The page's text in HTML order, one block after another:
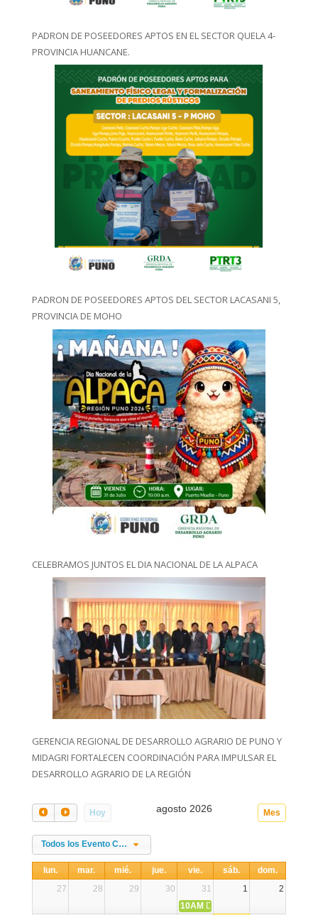
PADRON DE POSEEDORES APTOS EN EL SECTOR QUELA 4-
PROVINCIA HUANCANE.
PADRON DE POSEEDORES APTOS DEL SECTOR LACASANI 5,
PROVINCIA DE MOHO
CELEBRAMOS JUNTOS EL DIA NACIONAL DE LA ALPACA
GERENCIA REGIONAL DE DESARROLLO AGRARIO DE PUNO Y
MIDAGRI FORTALECEN COORDINACIÓN PARA IMPULSAR EL
DESARROLLO AGRARIO DE LA REGIÓN
Hoy Mes
agosto 2026
Todos los Evento Categories
lun. mar. mié. jue. vie. sáb.
dom.
27
28 29 30 31 1
2
10AM DIA NACIONAL DE LA